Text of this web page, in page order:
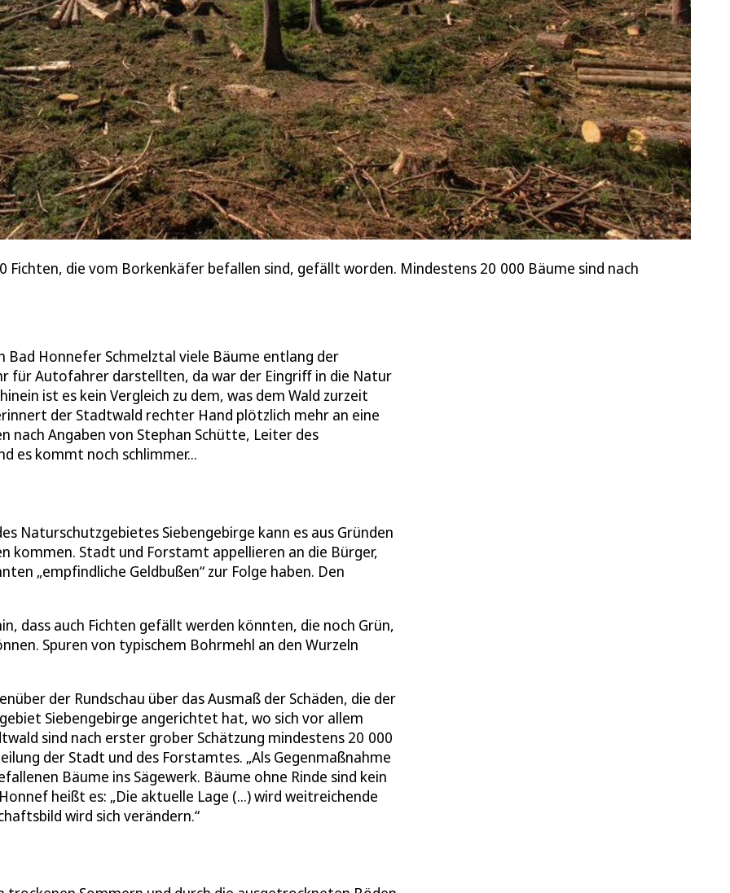
Fichten, die vom Borkenkäfer befallen sind, gefällt worden. Mindestens 20 000 Bäume sind nach
Bad Honnefer Schmelztal viele Bäume entlang der
für Autofahrer darstellten, da war der Eingriff in die Natur
ist es kein Vergleich zu dem, was dem Wald zurzeit
der Stadtwald rechter Hand plötzlich mehr an eine
nach Angaben von Stephan Schütte, Leiter des
es kommt noch schlimmer...
Naturschutzgebietes Siebengebirge kann es aus Gründen
kommen. Stadt und Forstamt appellieren an die Bürger,
„empfindliche Geldbußen“ zur Folge haben. Den
dass auch Fichten gefällt werden könnten, die noch Grün,
Spuren von typischem Bohrmehl an den Wurzeln
der Rundschau über das Ausmaß der Schäden, die der
Siebengebirge angerichtet hat, wo sich vor allem
sind nach erster grober Schätzung mindestens 20 000
der Stadt und des Forstamtes. „Als Gegenmaßnahme
Bäume ins Sägewerk. Bäume ohne Rinde sind kein
heißt es: „Die aktuelle Lage (...) wird weitreichende
wird sich verändern.“